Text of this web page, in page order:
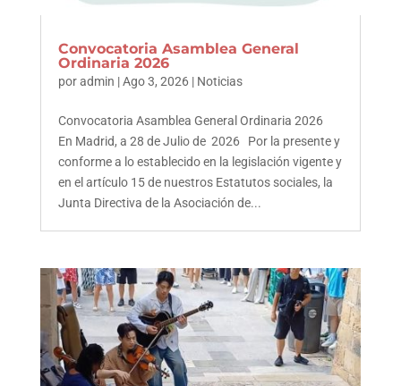
Convocatoria Asamblea General
Ordinaria 2026
poradmin |Ago 3, 2026| Noticias
Convocatoria Asamblea General Ordinaria 2026
En Madrid, a 28 de Julio de 2026 Por la presente y
conforme a lo establecido en la legislación vigente y
en el artículo 15 de nuestros Estatutos sociales, la
Junta Directiva de la Asociación de...